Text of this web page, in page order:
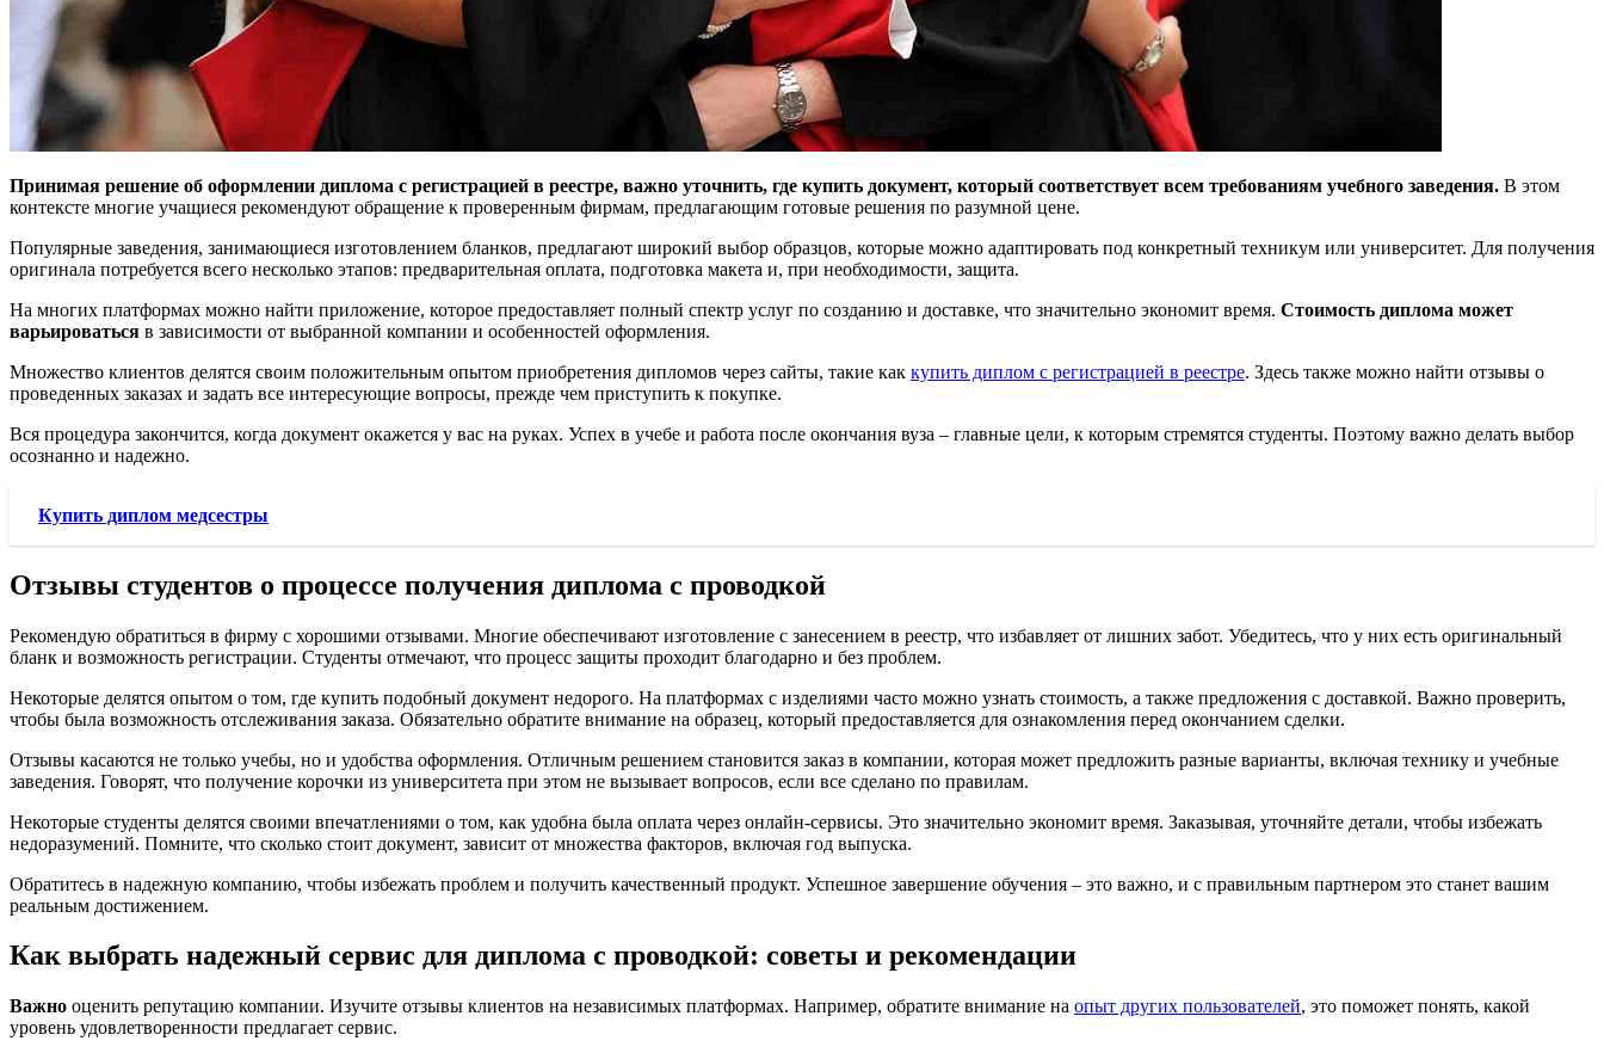
Принимая решение об оформлении диплома с регистрацией в реестре, важно уточнить, где купить документ, который соответствует всем требованиям учебного заведения. В этом
контексте многие учащиеся рекомендуют обращение к проверенным фирмам, предлагающим готовые решения по разумной цене.
Популярные заведения, занимающиеся изготовлением бланков, предлагают широкий выбор образцов, которые можно адаптировать под конкретный техникум или университет. Для получения
оригинала потребуется всего несколько этапов: предварительная оплата, подготовка макета и, при необходимости, защита.
На многих платформах можно найти приложение, которое предоставляет полный спектр услуг по созданию и доставке, что значительно экономит время. Стоимость диплома может
варьироваться в зависимости от выбранной компании и особенностей оформления.
Множество клиентов делятся своим положительным опытом приобретения дипломов через сайты, такие как купить диплом с регистрацией в реестре. Здесь также можно найти отзывы о
проведенных заказах и задать все интересующие вопросы, прежде чем приступить к покупке.
Вся процедура закончится, когда документ окажется у вас на руках. Успех в учебе и работа после окончания вуза – главные цели, к которым стремятся студенты. Поэтому важно делать выбор
осознанно и надежно.
Купить диплом медсестры
Отзывы студентов о процессе получения диплома с проводкой
Рекомендую обратиться в фирму с хорошими отзывами. Многие обеспечивают изготовление с занесением в реестр, что избавляет от лишних забот. Убедитесь, что у них есть оригинальный
бланк и возможность регистрации. Студенты отмечают, что процесс защиты проходит благодарно и без проблем.
Некоторые делятся опытом о том, где купить подобный документ недорого. На платформах с изделиями часто можно узнать стоимость, а также предложения с доставкой. Важно проверить,
чтобы была возможность отслеживания заказа. Обязательно обратите внимание на образец, который предоставляется для ознакомления перед окончанием сделки.
Отзывы касаются не только учебы, но и удобства оформления. Отличным решением становится заказ в компании, которая может предложить разные варианты, включая технику и учебные
заведения. Говорят, что получение корочки из университета при этом не вызывает вопросов, если все сделано по правилам.
Некоторые студенты делятся своими впечатлениями о том, как удобна была оплата через онлайн-сервисы. Это значительно экономит время. Заказывая, уточняйте детали, чтобы избежать
недоразумений. Помните, что сколько стоит документ, зависит от множества факторов, включая год выпуска.
Обратитесь в надежную компанию, чтобы избежать проблем и получить качественный продукт. Успешное завершение обучения – это важно, и с правильным партнером это станет вашим
реальным достижением.
Как выбрать надежный сервис для диплома с проводкой: советы и рекомендации
Важно оценить репутацию компании. Изучите отзывы клиентов на независимых платформах. Например, обратите внимание на опыт других пользователей, это поможет понять, какой
уровень удовлетворенности предлагает сервис.